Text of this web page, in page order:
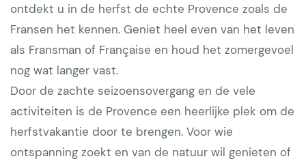
ontdekt u in de herfst de echte Provence zoals de
Fransen het kennen. Geniet heel even van het leven
als Fransman of Française en houd het zomergevoel
nog wat langer vast.
Door de zachte seizoensovergang en de vele
activiteiten is de Provence een heerlijke plek om de
herfstvakantie door te brengen. Voor wie
ontspanning zoekt en van de natuur wil genieten of